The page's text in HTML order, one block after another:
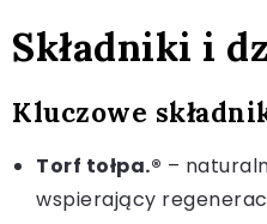
Składniki i
Kluczowe
Torf tołpa.® –
wspierający